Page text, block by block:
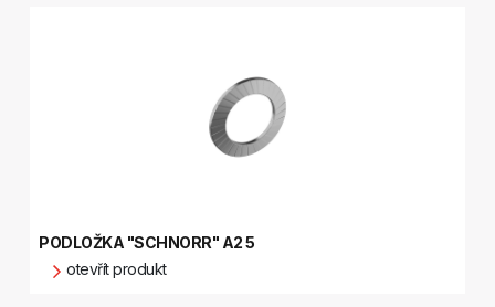
PODLOŽKA "SCHNORR" A2 5
otevřít produkt